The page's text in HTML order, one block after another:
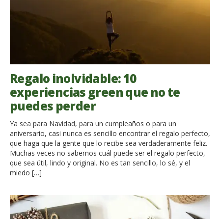
Regalo inolvidable: 10
experiencias green que no te
puedes perder
Ya sea para Navidad, para un cumpleaños o para un
aniversario, casi nunca es sencillo encontrar el regalo perfecto,
que haga que la gente que lo recibe sea verdaderamente feliz.
Muchas veces no sabemos cuál puede ser el regalo perfecto,
que sea útil, lindo y original. No es tan sencillo, lo sé, y el
miedo […]